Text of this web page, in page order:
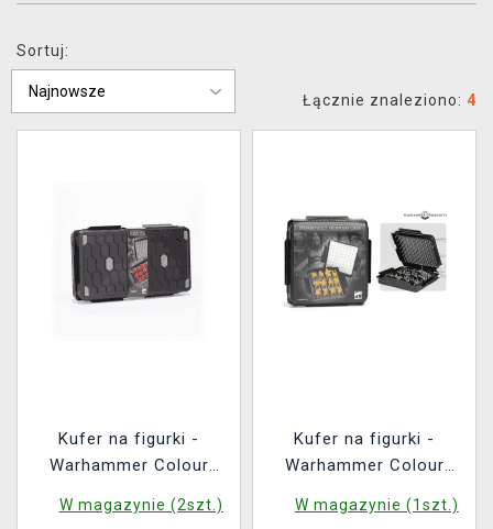
Sortuj:
Łącznie znaleziono: 4
Kufer na figurki -
Warhammer Colour
Case
W magazynie (2szt.)
Kufer na figurki -
Warhammer Colour
Figure Case
W magazynie (1szt.)